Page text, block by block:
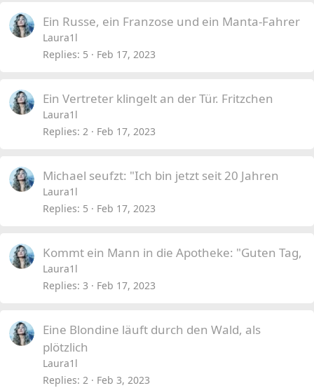
Ein Russe, ein Franzose und ein Manta-Fahrer
Laura1l
Replies 5 Feb 17, 2023
Ein Vertreter klingelt an der Tür. Fritzchen
Laura1l
Replies 2 Feb 17, 2023
Michael seufzt: "Ich bin jetzt seit 20 Jahren
Laura1l
Replies 5 Feb 17, 2023
Kommt ein Mann in die Apotheke: "Guten Tag,
Laura1l
Replies 3 Feb 17, 2023
Eine Blondine läuft durch den Wald, als
plötzlich
Laura1l
Replies 2 Feb 3, 2023